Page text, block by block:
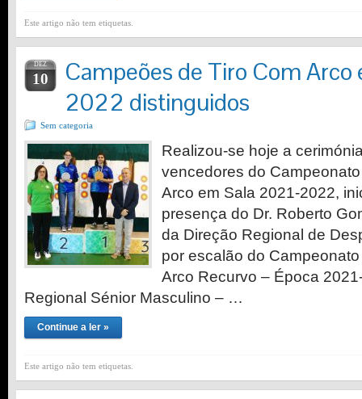
Este artigo não tem etiquetas.
DEZ
10
Campeões de Tiro Com
2022 distinguidos
Sem categoria
Realizou-se hoje a
vencedores do
Arco em Sala 2021-2022,
presença do Dr. Roberto
da Direção Regional de
por escalão do
Arco Recurvo – Época
Regional Sénior Masculino – …
Continue a ler »
Este artigo não tem etiquetas.